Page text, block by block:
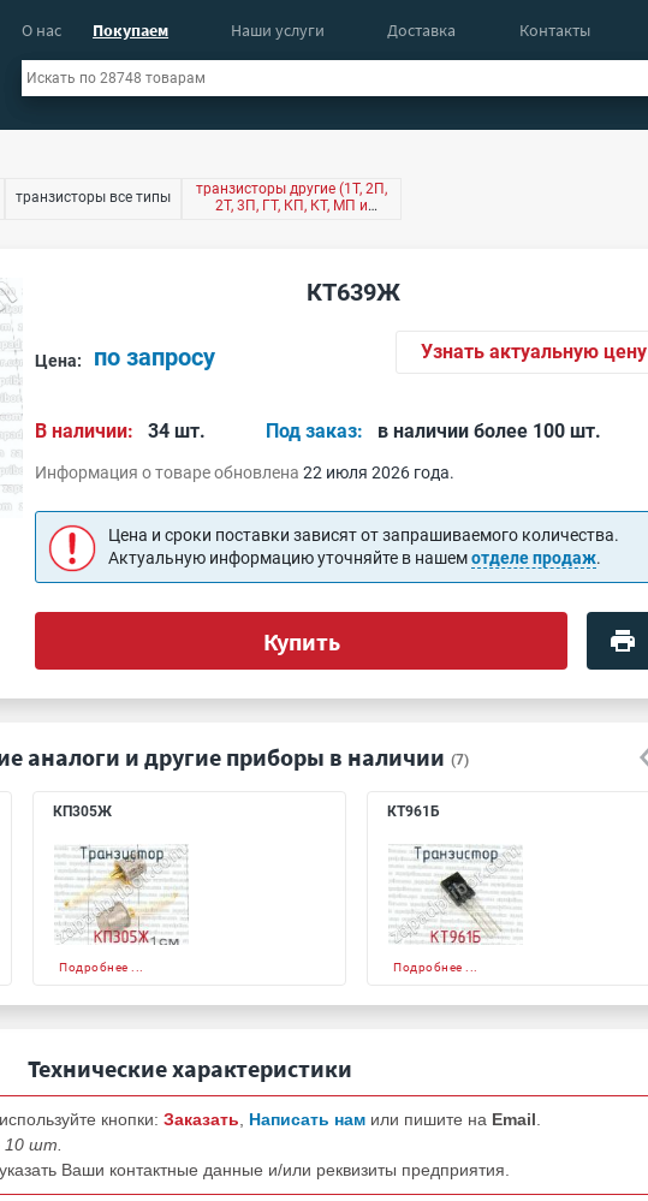
О нас Покупаем Наши услуги Доставка Контакты
транзисторы все типы
транзисторы другие (1Т, 2П,
2Т, 3П, ГТ, КП, КТ, МП и
КТ639Ж
Цена: по запросу Узнать актуальную цену
В наличии: 34 шт. Под заказ: в наличии более 100 шт.
Информация о товаре обновлена22 июля 2026 года.
Цена и сроки поставки зависят от запрашиваемого количества.
Актуальную информацию уточняйте в нашемотделе продаж.
Купить
аналоги и другие приборы в наличии (7)
КП305Ж
Подробнее ...
КТ961Б
Подробнее ...
Технические характеристики
кнопки: Заказать Написать нам или пишите на Email
10 шт.
Ваши контактные данные и/или реквизиты предприятия.